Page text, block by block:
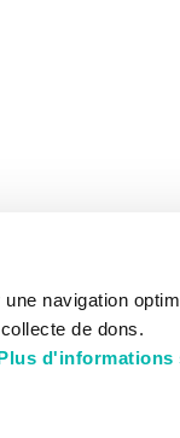
navigation
de dons.
d'informations